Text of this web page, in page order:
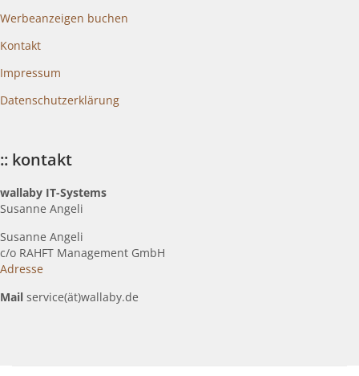
Werbeanzeigen buchen
Kontakt
Impressum
Datenschutzerklärung
:: kontakt
wallaby IT-Systems
Susanne Angeli
Susanne Angeli
c/o RAHFT Management GmbH
Adresse
Mail service(ät)wallaby.de